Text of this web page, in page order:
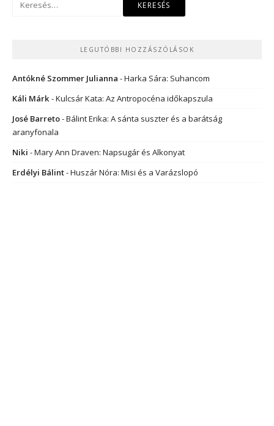
LEGUTÓBBI HOZZÁSZÓLÁSOK
Antókné Szommer Julianna -Harka Sára: Suhancom
Káli Márk-Kulcsár Kata: Az Antropocéna időkapszula
José Barreto-Bálint Erika: A sánta suszter és a barátság
aranyfonala
Niki -Mary Ann Draven: Napsugár és Alkonyat
Erdélyi Bálint-Huszár Nóra: Misi és a Varázslopó